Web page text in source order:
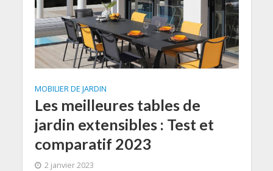
MOBILIER DE JARDIN
Les meilleures tables de
jardin extensibles : Test et
comparatif 2023
2 janvier 2023